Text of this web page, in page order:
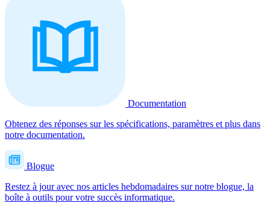
Documentation
Obtenez des réponses sur les spécifications, paramètres et plus dans
notre documentation.
Blogue
Restez à jour avec nos articles hebdomadaires sur notre blogue, la
boîte à outils pour votre succès informatique.